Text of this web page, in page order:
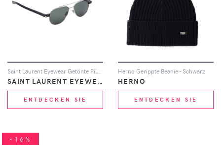
SAINT LAURENT EYEWEAR
ENTDECKEN SIE
Herno Gerippte Beanie - Schwarz
HERNO
ENTDECKEN SIE
-16%